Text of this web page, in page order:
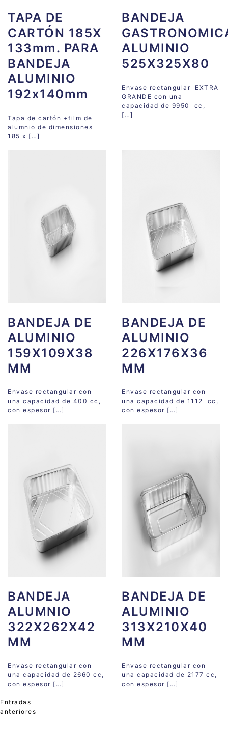
TAPA DE
CARTÓN 185X
133mm. PARA
BANDEJA
ALUMINIO
192x140mm
Tapa de cartón +film de
alumnio de dimensiones
185 x […]
BANDEJA
ALUMINIO
525X325X80
Envase rectangular EXTRA
GRANDE con una
capacidad de 9950 cc,
[…]
BANDEJA DE
ALUMINIO
159X109X38
MM
Envase rectangular con
una capacidad de 400 cc,
con espesor […]
BANDEJA DE
ALUMINIO
226X176X36
MM
Envase rectangular con
una capacidad de 1112 cc,
con espesor […]
BANDEJA
ALUMNIO
322X262X42
MM
Envase rectangular con
una capacidad de 2660 cc,
con espesor […]
BANDEJA DE
ALUMINIO
313X210X40
MM
Envase rectangular con
una capacidad de 2177 cc,
con espesor […]
Navegación
Entradas
anteriores